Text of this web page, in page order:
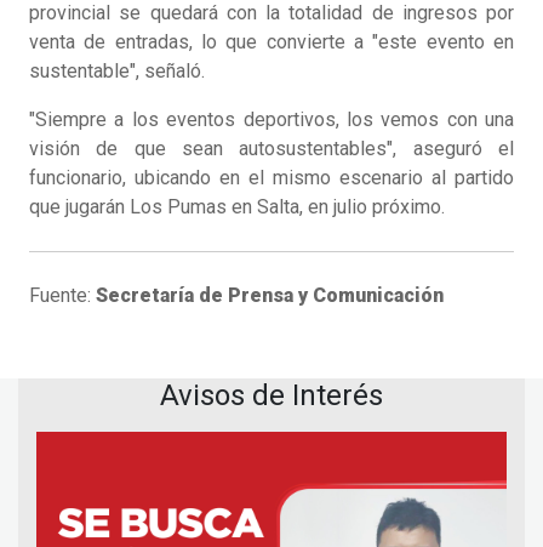
provincial se quedará con la totalidad de ingresos por
venta de entradas, lo que convierte a "este evento en
sustentable", señaló.
"Siempre a los eventos deportivos, los vemos con una
visión de que sean autosustentables", aseguró el
funcionario, ubicando en el mismo escenario al partido
que jugarán Los Pumas en Salta, en julio próximo.
Fuente: Secretaría de Prensa y Comunicación
Avisos de Interés